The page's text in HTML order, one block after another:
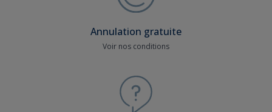
Annulation gratuite
Voir nos conditions